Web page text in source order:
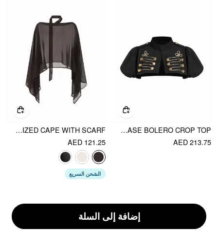
إضافة إلى السلة
YOUR ATTENTION, PLEASE BOLERO CROP TOP
AED 213.75
CHIFFON BOAT NECK CLOAK SLEEVE SEE-THROUGH OVERSIZED CAPE WITH SCARF
AED 121.25
الشحن السريع